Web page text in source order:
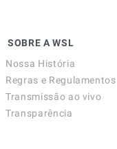
SOBRE A WSL
Nossa História
Regras e Regulamentos
Transmissão ao vivo
Transparência